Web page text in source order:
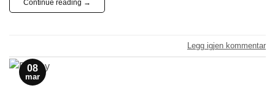
Continue reading →
Legg igjen kommentar
08
mar